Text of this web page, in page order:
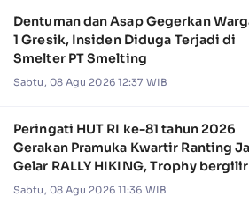
Dentuman dan Asap Gegerkan
1 Gresik, Insiden Diduga Terjadi di
Smelter PT Smelting
Sabtu, 08 Agu 2026 12:37 WIB
Peringati HUT RI ke-81 tahun 2026
Gerakan Pramuka Kwartir Ranting
Gelar RALLY HIKING, Trophy bergilir
Camat Jabon
Sabtu, 08 Agu 2026 11:36 WIB